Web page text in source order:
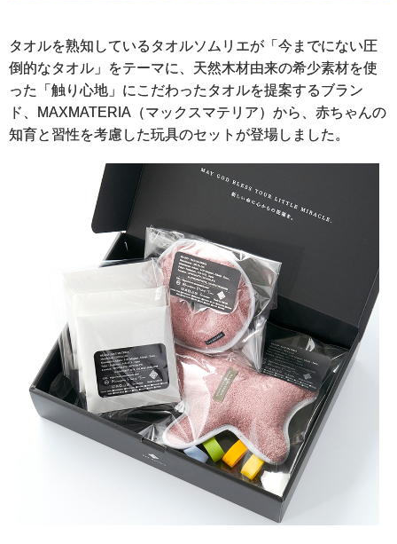
タオルを熟知しているタオルソムリエが「今までにない圧
倒的なタオル」をテーマに、天然木材由来の希少素材を使
った「触り心地」にこだわったタオルを提案するブラン
ド、MAXMATERIA（マックスマテリア）から、赤ちゃんの
知育と習性を考慮した玩具のセットが登場しました。